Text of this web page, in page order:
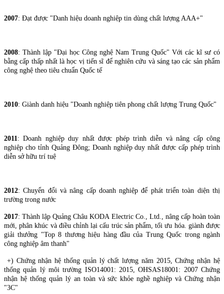
2007: Đạt được "Danh hiệu doanh nghiệp tin dùng chất lượng AAA+"
2008: Thành lập "Đại học Công nghệ Nam Trung Quốc" Với các kĩ sư có
bằng cấp thấp nhất là học vị tiến sĩ để nghiên cứu và sáng tạo các sản phẩm
công nghệ theo tiêu chuẩn Quốc tế
2010: Giành danh hiệu "Doanh nghiệp tiên phong chất lượng Trung Quốc"
2011: Doanh nghiệp duy nhất được phép trình diễn và nâng cấp công
nghiệp cho tỉnh Quảng Đông; Doanh nghiệp duy nhất được cấp phép trình
diễn sở hữu trí tuệ
2012: Chuyển đổi và nâng cấp doanh nghiệp để phát triển toàn diện thị
trường trong nước
2017: Thành lập Quảng Châu KODA Electric Co., Ltd., nâng cấp hoàn toàn
mới, phân khúc và điều chỉnh lại cấu trúc sản phẩm, tối ưu hóa. giành được
giải thưởng "Top 8 thương hiệu hàng đầu của Trung Quốc trong ngành
công nghiệp âm thanh"
+) Chứng nhận hệ thống quản lý chất lượng năm 2015, Chứng nhận hệ
thống quản lý môi trường ISO14001: 2015, OHSAS18001: 2007 Chứng
nhận hệ thống quản lý an toàn và sức khỏe nghề nghiệp và Chứng nhận
"3C"